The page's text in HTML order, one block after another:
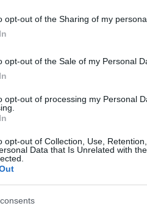
opt-out of the Sharing of my
opt-out of the Sale of my Personal
opt-out of processing my Personal
opt-out of Collection, Use,
Data that Is Unrelated with
e architettura
di dire noto, che
qualunque essa sia. La
profondo,
e stili architettonici.
di questi spazi, rivelando
le emozioni di chi la abita.